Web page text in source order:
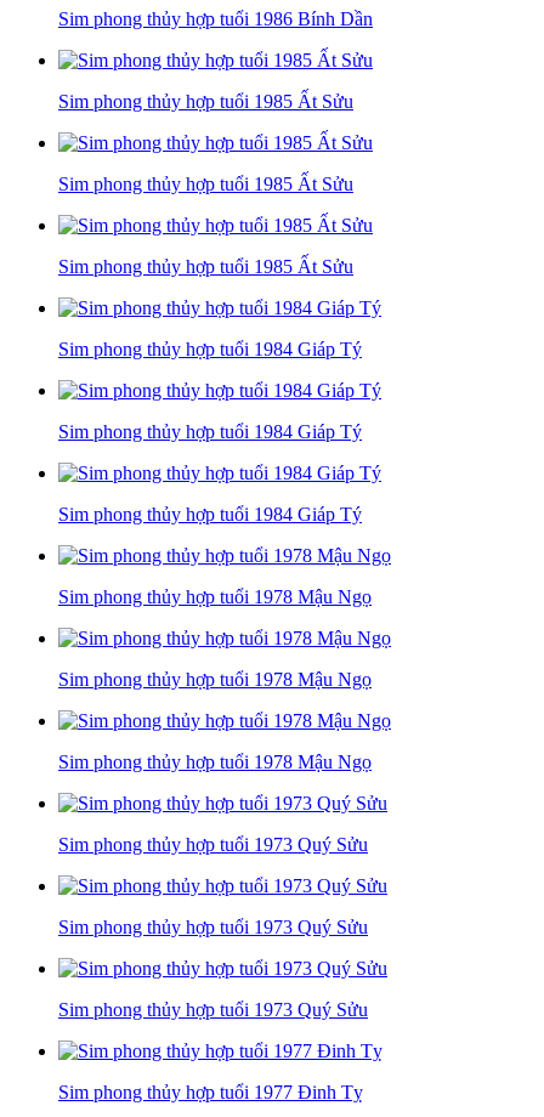
Sim phong thủy hợp tuổi 1986 Bính Dần
Sim phong thủy hợp tuổi 1985 Ất Sửu
Sim phong thủy hợp tuổi 1985 Ất Sửu
Sim phong thủy hợp tuổi 1985 Ất Sửu
Sim phong thủy hợp tuổi 1984 Giáp Tý
Sim phong thủy hợp tuổi 1984 Giáp Tý
Sim phong thủy hợp tuổi 1984 Giáp Tý
Sim phong thủy hợp tuổi 1978 Mậu Ngọ
Sim phong thủy hợp tuổi 1978 Mậu Ngọ
Sim phong thủy hợp tuổi 1978 Mậu Ngọ
Sim phong thủy hợp tuổi 1973 Quý Sửu
Sim phong thủy hợp tuổi 1973 Quý Sửu
Sim phong thủy hợp tuổi 1973 Quý Sửu
Sim phong thủy hợp tuổi 1977 Đinh Tỵ